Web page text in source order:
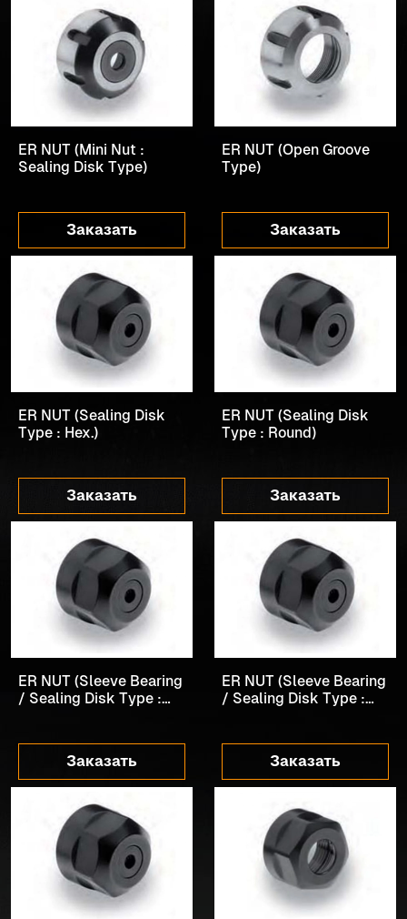
ER NUT (Mini Nut :
Sealing Disk Type)
Заказать
ER NUT (Open Groove
Type)
Заказать
ER NUT (Sealing Disk
Type : Hex.)
Заказать
ER NUT (Sealing Disk
Type : Round)
Заказать
ER NUT (Sleeve Bearing
/ Sealing Disk Type :
Заказать
ER NUT (Sleeve Bearing
/ Sealing Disk Type :
Заказать